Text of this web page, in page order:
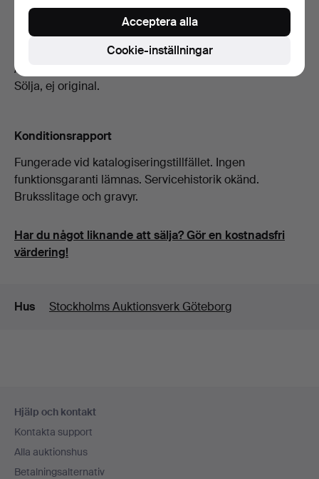
Beskrivning
Quartz med plexiglas.
Armband i läder, ej original.
Sölja, ej original.
Konditionsrapport
Fungerade vid katalogiseringstillfället. Ingen
funktionsgaranti lämnas. Servicehistorik okänd.
Bruksslitage och gravyr.
Har du något liknande att sälja? Gör en kostnadsfri
värdering!
Detaljer
Hus Stockholms Auktionsverk Göteborg
Hjälp och kontakt
Kontakta support
Alla auktionshus
Betalningsalternativ
Cookie-inställningar
Acceptera alla